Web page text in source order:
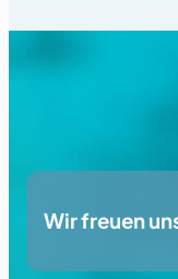
Wir freuen